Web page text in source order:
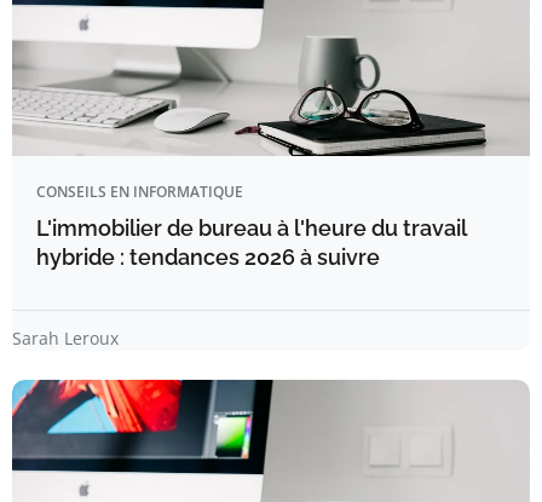
CONSEILS EN INFORMATIQUE
L'immobilier de bureau à l'heure du travail
hybride : tendances 2026 à suivre
Sarah Leroux